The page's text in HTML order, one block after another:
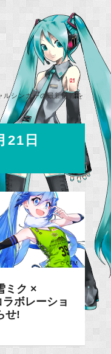
ルシンガーの最新情報を
21日
ミク ×
ボレーショ
せ!